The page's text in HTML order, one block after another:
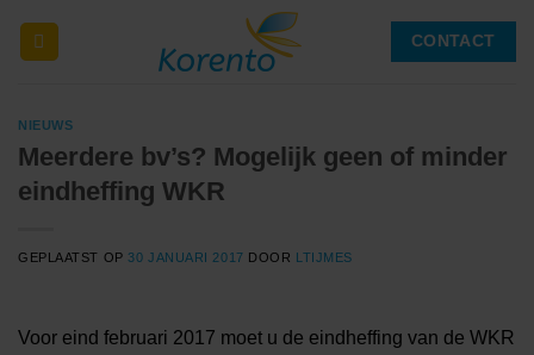
naar
CONTACT
NIEUWS
Meerdere bv’s? Mogelijk geen of minder
eindheffing WKR
GEPLAATST OP30 JANUARI 2017 DOOR LTIJMES
Voor eind februari 2017 moet u de eindheffing van de WKR